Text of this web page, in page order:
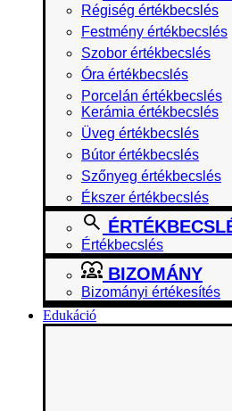
Régiség értékbecslés
Festmény értékbecslés
Szobor értékbecslés
Óra értékbecslés
Porcelán értékbecslés
Kerámia értékbecslés
Üveg értékbecslés
Bútor értékbecslés
Szőnyeg értékbecslés
Ékszer értékbecslés
Értékbecslés
BIZOMÁNY
Bizományi értékesítés
Edukáció